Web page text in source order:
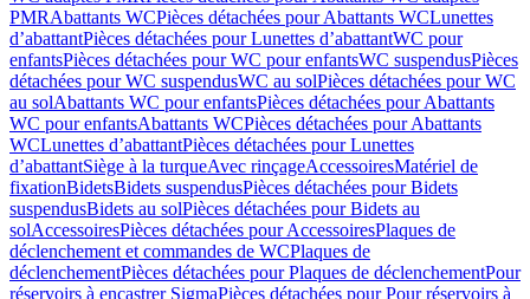
PMRAbattants WCPièces détachées pour Abattants WCLunettes
d’abattantPièces détachées pour Lunettes d’abattantWC pour
enfantsPièces détachées pour WC pour enfantsWC suspendusPièces
détachées pour WC suspendusWC au solPièces détachées pour WC
au solAbattants WC pour enfantsPièces détachées pour Abattants
WC pour enfantsAbattants WCPièces détachées pour Abattants
WCLunettes d’abattantPièces détachées pour Lunettes
d’abattantSiège à la turqueAvec rinçageAccessoiresMatériel de
fixationBidetsBidets suspendusPièces détachées pour Bidets
suspendusBidets au solPièces détachées pour Bidets au
solAccessoiresPièces détachées pour AccessoiresPlaques de
déclenchement et commandes de WCPlaques de
déclenchementPièces détachées pour Plaques de déclenchementPour
réservoirs à encastrer SigmaPièces détachées pour Pour réservoirs à